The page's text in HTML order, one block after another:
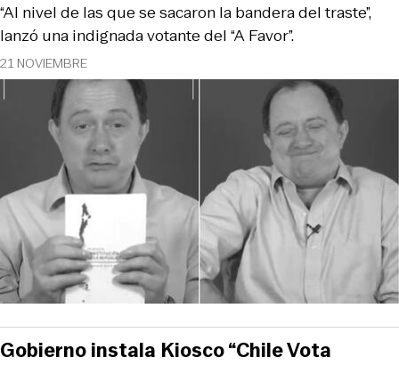
21 NOVIEMBRE
“Al nivel de las que se sacaron la bandera del traste”,
lanzó una indignada votante del “A Favor”.
Gobierno instala Kiosco “Chile Vota